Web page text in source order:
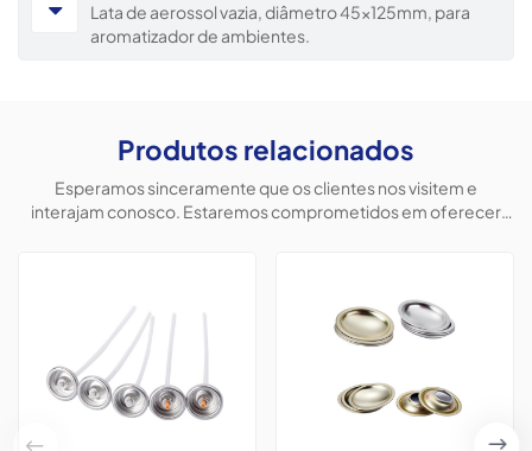
Lata de aerossol vazia, diâmetro 45x125mm, para
aromatizador de ambientes.
Produtos relacionados
Esperamos sinceramente que os clientes nos visitem e
interajam conosco. Estaremos comprometidos em oferecer